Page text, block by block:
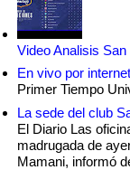
Video Analisis
En vivo por
Primer Tiempo
La sede del club
El Diario Las
madrugada de
Mamani, informó